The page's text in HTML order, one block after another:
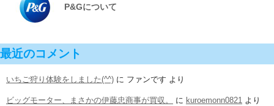
P&Gについて
最近のコメント
いちご狩り体験をしました(^^) に ファンです より
ビッグモーター、まさかの伊藤忠商事が買収。 に kuroemonn0821 より